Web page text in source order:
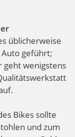
üblicherweise
geführt;
geht wenigstens
Bikes sollte
und zum